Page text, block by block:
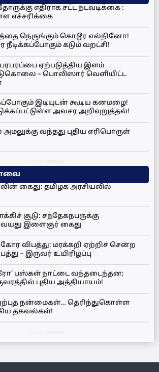
எதிராக சட்ட நடவடிக்கை :
எச்சரிக்கை
நெருங்கும் கொடூர எல்நினோ!
கடும் வறட்சி!
ஏற்படுத்திய இளம்
– பொலிஸார் வெளியிட்ட
இடியுடன் கூடிய கனமழை!
அவசர அறிவுறுத்தல்!
அமலுக்கு வந்தது புதிய எரிபொருள்
கைது: தமிழக அரசியலில்
சூடு: சந்தேகநபருக்கு
வயது இளைஞர் கைது
விபத்து: மரக்கறி ஏற்றிச் சென்ற
– இருவர் உயிரிழப்பு
பஸ்கள் நாட்டை வந்தடைந்தன;
புதிய அத்தியாயம்!
நன்மைகள்… தெரிந்துகொள்ள
தகவல்கள்!